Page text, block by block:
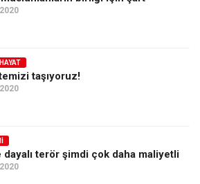
taşıyoruz!
dayalı terör şimdi çok daha maliyetli